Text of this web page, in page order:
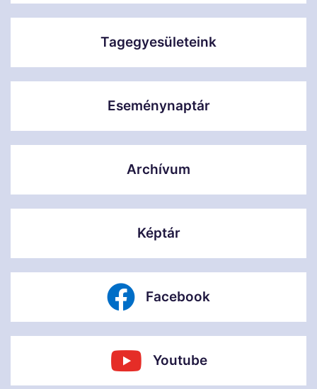
Tagegyesületeink
Eseménynaptár
Archívum
Képtár
Facebook
Youtube